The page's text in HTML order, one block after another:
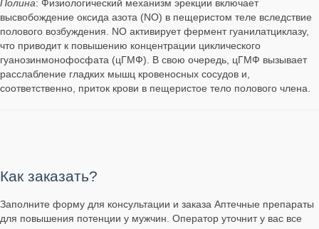
Полина: Физиологический механизм эрекции включает
высвобождение оксида азота (NO) в пещеристом теле вследствие
полового возбуждения. NO активирует фермент гуанилатциклазу,
что приводит к повышению концентрации циклического
гуанозинмонофосфата (цГМФ). В свою очередь, цГМФ вызывает
расслабление гладких мышц кровеносных сосудов и,
соответственно, приток крови в пещеристое тело полового члена.
Как заказать?
Заполните форму для консультации и заказа Аптечные препараты
для повышения потенции у мужчин. Оператор уточнит у вас все